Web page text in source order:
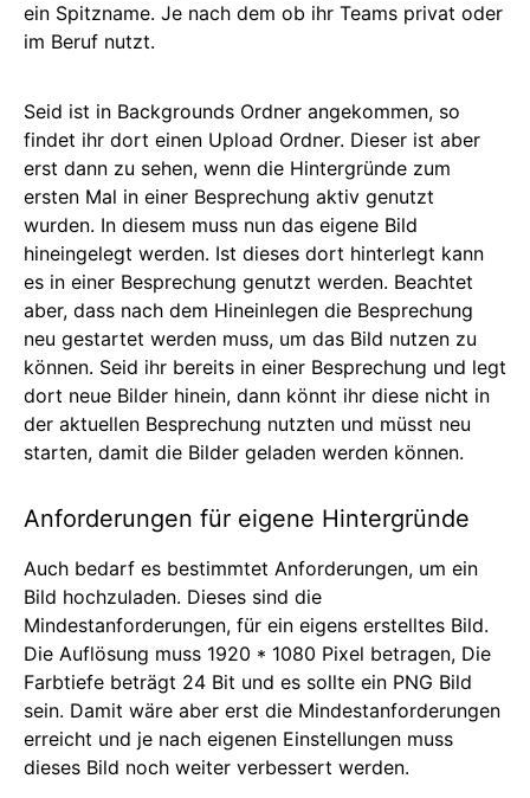
ein Spitzname. Je nach dem ob ihr Teams privat oder
im Beruf nutzt.
Seid ist in Backgrounds Ordner angekommen, so
findet ihr dort einen Upload Ordner. Dieser ist aber
erst dann zu sehen, wenn die Hintergründe zum
ersten Mal in einer Besprechung aktiv genutzt
wurden. In diesem muss nun das eigene Bild
hineingelegt werden. Ist dieses dort hinterlegt kann
es in einer Besprechung genutzt werden. Beachtet
aber, dass nach dem Hineinlegen die Besprechung
neu gestartet werden muss, um das Bild nutzen zu
können. Seid ihr bereits in einer Besprechung und legt
dort neue Bilder hinein, dann könnt ihr diese nicht in
der aktuellen Besprechung nutzten und müsst neu
starten, damit die Bilder geladen werden können.
Anforderungen für eigene Hintergründe
Auch bedarf es bestimmtet Anforderungen, um ein
Bild hochzuladen. Dieses sind die
Mindestanforderungen, für ein eigens erstelltes Bild.
Die Auflösung muss 1920 * 1080 Pixel betragen, Die
Farbtiefe beträgt 24 Bit und es sollte ein PNG Bild
sein. Damit wäre aber erst die Mindestanforderungen
erreicht und je nach eigenen Einstellungen muss
dieses Bild noch weiter verbessert werden.